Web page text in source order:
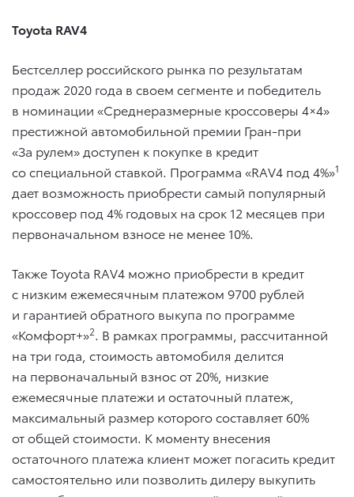
Toyota RAV4
Бестселлер российского рынка по результатам
продаж 2020 года в своем сегменте и победитель
в номинации «Среднеразмерные кроссоверы 4×4»
престижной автомобильной премии Гран-при
«За рулем» доступен к покупке в кредит
со специальной ставкой. Программа «RAV4 под 4%»1
дает возможность приобрести самый популярный
кроссовер под 4% годовых на срок 12 месяцев при
первоначальном взносе не менее 10%.
Также Toyota RAV4 можно приобрести в кредит
с низким ежемесячным платежом 9700 рублей
и гарантией обратного выкупа по программе
«Комфорт+»2. В рамках программы, рассчитанной
на три года, стоимость автомобиля делится
на первоначальный взнос от 20%, низкие
ежемесячные платежи и остаточный платеж,
максимальный размер которого составляет 60%
от общей стоимости. К моменту внесения
остаточного платежа клиент может погасить кредит
самостоятельно или позволить дилеру выкупить